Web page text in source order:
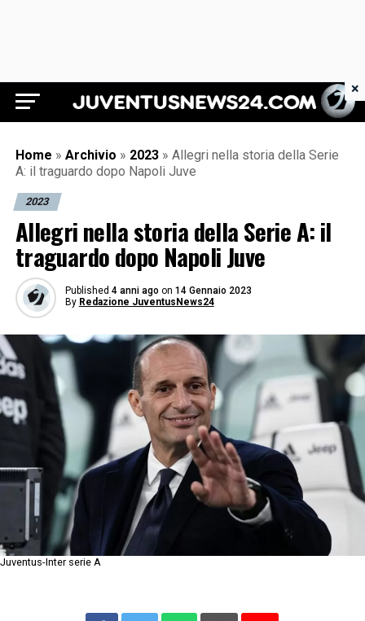
Juventus News 24
Home » Archivio » 2023 » Allegri nella storia della Serie
A: il traguardo dopo Napoli Juve
2023
Allegri nella storia della Serie A: il
traguardo dopo Napoli Juve
Published 4 anni ago on 14 Gennaio 2023
By Redazione JuventusNews24
Juventus-Inter serie A
×